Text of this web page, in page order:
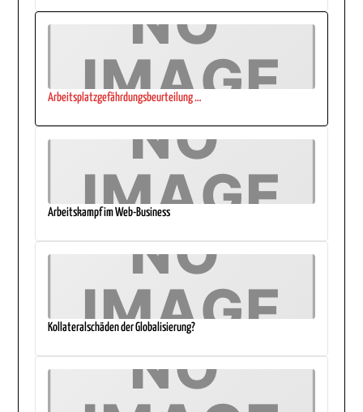
Arbeitsplatzgefährdungsbeurteilung …
Arbeitskampf im Web-Business
Kollateralschäden der Globalisierung?